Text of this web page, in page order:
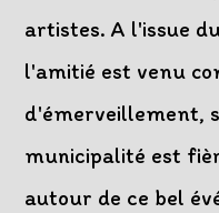
artistes. A l'issue
l'amitié est venu
d'émerveillement,
municipalité est
autour de ce bel